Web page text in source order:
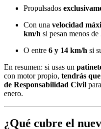
Propulsados
Con una velocidad
km/h si pesan menos
O entre 6 y 14 km/h si
En resumen: si usas un
con motor propio, tendrás
de Responsabilidad Civil
enero.
¿Qué cubre el